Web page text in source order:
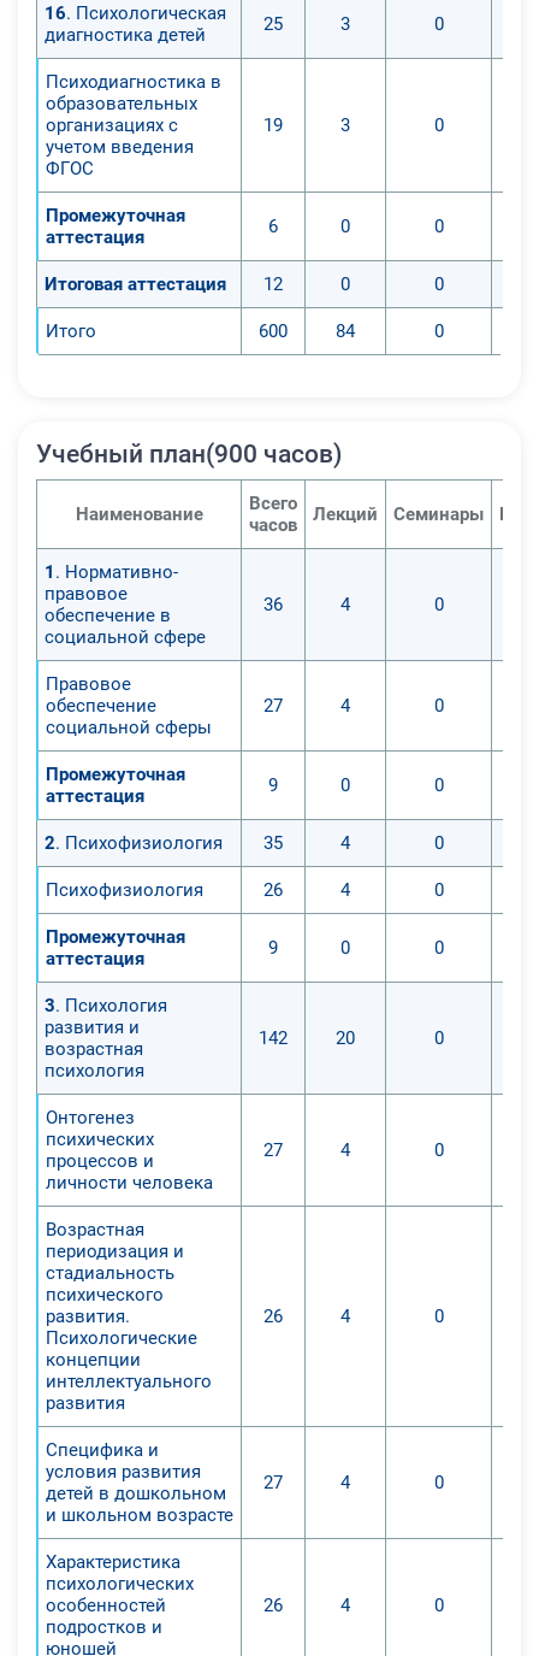
16. Психологическая
диагностика детей
25 3 0
Психодиагностика в
образовательных
организациях с
учетом введения
ФГОС
19 3 0
Промежуточная
аттестация
6 0 0
Итоговая аттестация 12 0 0
Итого 600 84 0
Учебный план(900 часов)
Наименование
Всего
часов
Лекций Семинары
1 . Нормативно-
правовое
обеспечение в
социальной сфере
36 4 0
Правовое
обеспечение
социальной сферы
27 4 0
Промежуточная
аттестация
9 0 0
2. Психофизиология 35 4 0
Психофизиология 26 4 0
Промежуточная
аттестация
9 0 0
3. Психология
развития и
возрастная
психология
142 20 0
Онтогенез
психических
процессов и
личности человека
27 4 0
Возрастная
периодизация и
стадиальность
психического
развития.
Психологические
концепции
интеллектуального
развития
26 4 0
Специфика и
условия развития
детей в дошкольном
и школьном возрасте
27 4 0
Характеристика
психологических
особенностей
подростков и
юношей
26 4 0